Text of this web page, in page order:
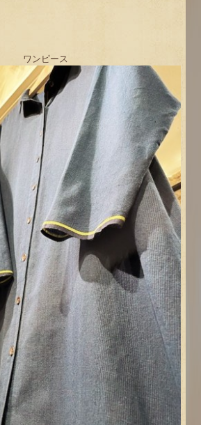
ワンピース